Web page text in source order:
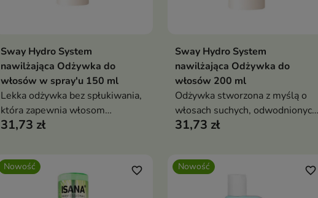
Dodaj do koszyka
Sway Hydro System
nawilżająca Odżywka do
włosów w spray'u 150 ml
Lekka odżywka bez spłukiwania,
która zapewnia włosom
natychmiastowe nawilżenie,
31,73 zł
Dodaj do koszyka
Sway Hydro System
nawilżająca Odżywka do
włosów 200 ml
Odżywka stworzona z myślą o
włosach suchych, odwodnionych
i pozbawionych blasku.
31,73 zł
Nowość favorite_border Nowość favorite_border